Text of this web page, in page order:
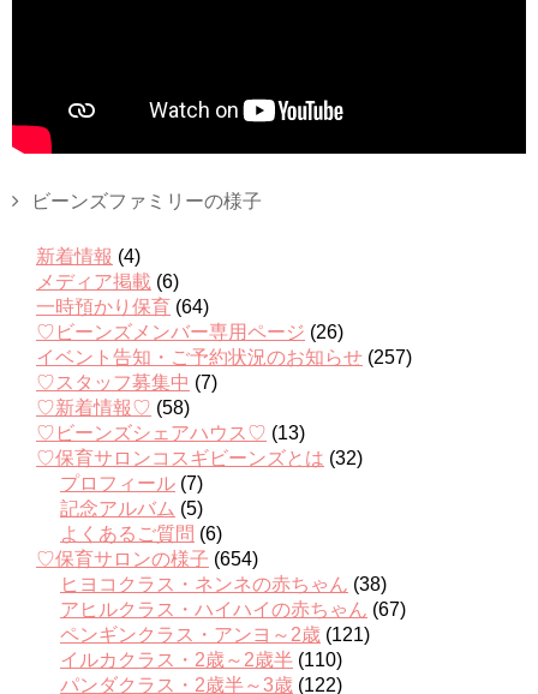
ビーンズファミリーの様子
新着情報 (4)
メディア掲載 (6)
一時預かり保育 (64)
♡ビーンズメンバー専用ページ (26)
イベント告知・ご予約状況のお知らせ (257)
♡スタッフ募集中 (7)
♡新着情報♡ (58)
♡ビーンズシェアハウス♡ (13)
♡保育サロンコスギビーンズとは (32)
プロフィール (7)
記念アルバム (5)
よくあるご質問 (6)
♡保育サロンの様子 (654)
ヒヨコクラス・ネンネの赤ちゃん (38)
アヒルクラス・ハイハイの赤ちゃん (67)
ペンギンクラス・アンヨ～2歳 (121)
イルカクラス・2歳～2歳半 (110)
パンダクラス・2歳半～3歳 (122)